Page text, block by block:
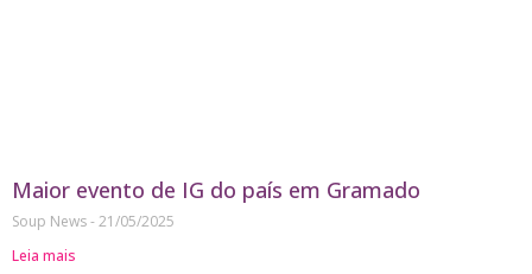
Maior evento de IG do país em Gramado
Soup News 21/05/2025
Leia mais